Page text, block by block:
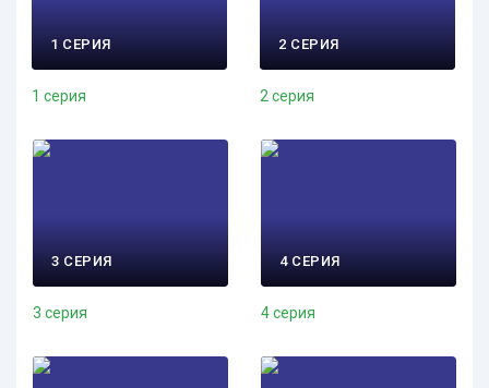
1 СЕРИЯ
1 серия
2 СЕРИЯ
2 серия
3 СЕРИЯ
3 серия
4 СЕРИЯ
4 серия